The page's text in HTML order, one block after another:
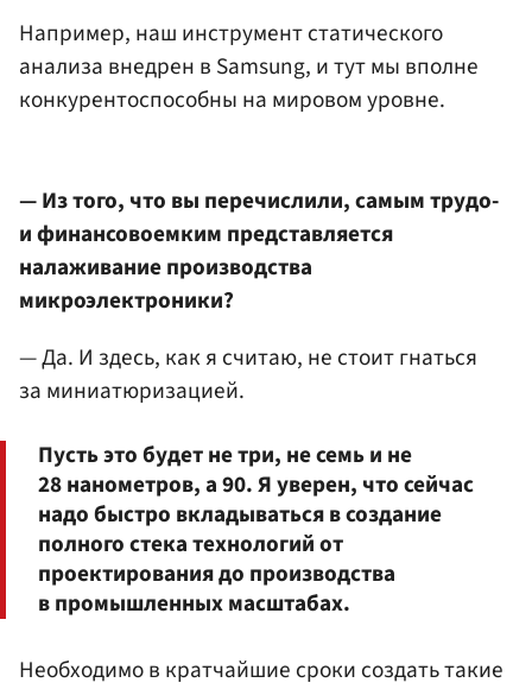
Например, наш инструмент статического
анализа внедрен в Samsung, и тут мы вполне
конкурентоспособны на мировом уровне.
— Из того, что вы перечислили, самым трудо-
и финансовоемким представляется
налаживание производства
микроэлектроники?
— Да. И здесь, как я считаю, не стоит гнаться
за миниатюризацией.
Пусть это будет не три, не семь и не
28 нанометров, а 90. Я уверен, что сейчас
надо быстро вкладываться в создание
полного стека технологий от
проектирования до производства
в промышленных масштабах.
Необходимо в кратчайшие сроки создать такие